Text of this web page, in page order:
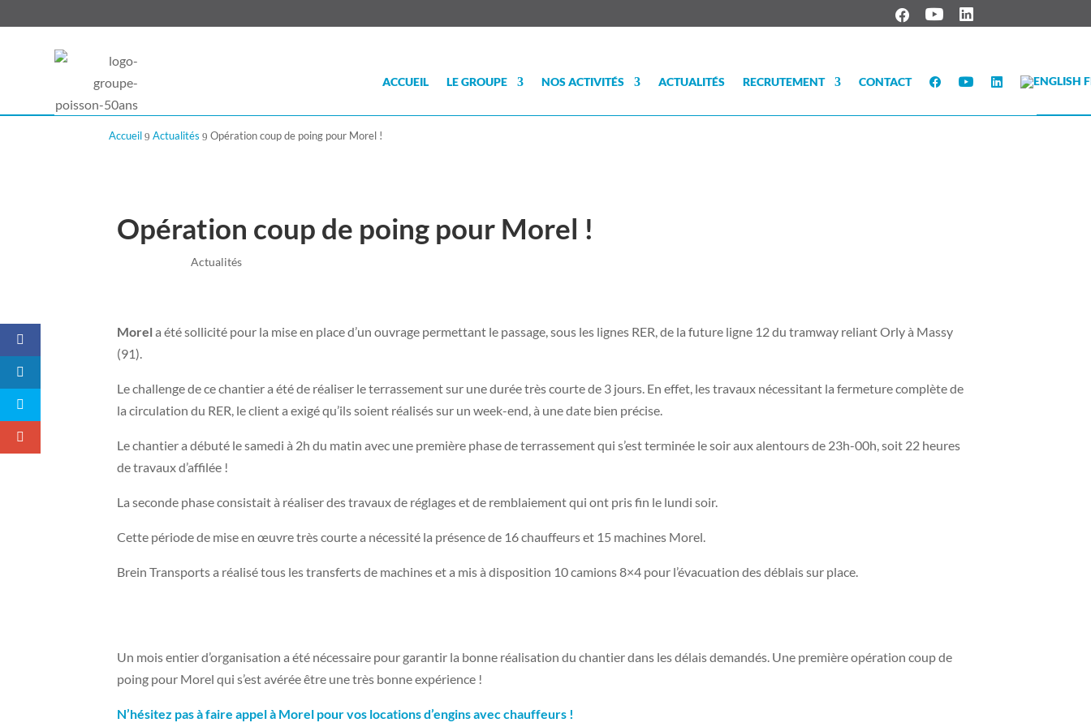
ACCUEIL LE GROUPE NOS ACTIVITÉS ACTUALITÉS RECRUTEMENT CONTACT
Accueil 9 Actualités 9 Opération coup de poing pour Morel !
Opération coup de poing pour Morel !
|Actualités
Morela été sollicité pour la mise en place d’un ouvrage permettant le passage, sous les lignes RER, de la future ligne 12 du tramway reliant Orly à Massy
(91).
Le challenge de ce chantier a été de réaliser le terrassement sur une durée très courte de 3 jours. En effet, les travaux nécessitant la fermeture complète de
la circulation du RER, le client a exigé qu’ils soient réalisés sur un week-end, à une date bien précise.
Le chantier a débuté le samedi à 2h du matin avec une première phase de terrassement qui s’est terminée le soir aux alentours de 23h-00h, soit 22 heures
de travaux d’affilée !
La seconde phase consistait à réaliser des travaux de réglages et de remblaiement qui ont pris fin le lundi soir.
Cette période de mise en œuvre très courte a nécessité la présence de 16 chauffeurs et 15 machines Morel.
Brein Transports a réalisé tous les transferts de machines et a mis à disposition 10 camions 8×4 pour l’évacuation des déblais sur place.
Un mois entier d’organisation a été nécessaire pour garantir la bonne réalisation du chantier dans les délais demandés. Une première opération coup de
poing pour Morel qui s’est avérée être une très bonne expérience !
N’hésitez pas à faire appel à Morel pour vos locations d’engins avec chauffeurs !